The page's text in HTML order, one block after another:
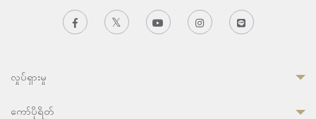
လှုပ်ရှားမှု
ကော်ပိုရိတ်